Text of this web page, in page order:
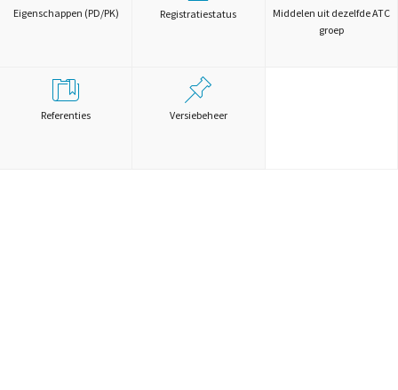
Eigenschappen (PD/PK) Registratiestatus
Middelen uit dezelfde ATC
groep
Referenties Versiebeheer